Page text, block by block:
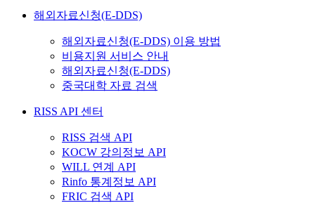
해외자료신청(E-DDS)
해외자료신청(E-DDS) 이용 방법
비용지원 서비스 안내
해외자료신청(E-DDS)
중국대학 자료 검색
RISS API 센터
RISS 검색 API
KOCW 강의정보 API
WILL 연계 API
Rinfo 통계정보 API
FRIC 검색 API